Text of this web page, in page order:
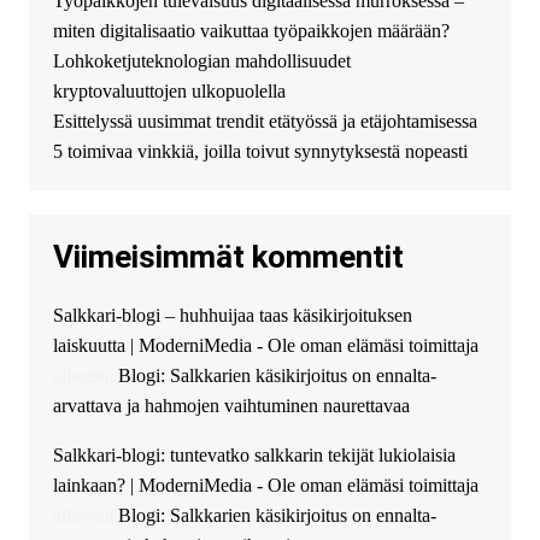
безопасный источник
финансовой помощи. Вы
можете получить
финансирование в долг без
избыточных вопросов и
документов? Тогда обратитесь
guest_4889 :Cmon Suomi 👏
The Admin: High five! You’ve
successfully installed Simple
Ajax Chat.
miten digitalisaatio vaikuttaa työpaikkojen määrään?
Lohkoketjuteknologian mahdollisuudet
kryptovaluuttojen ulkopuolella
Esittelyssä uusimmat trendit etätyössä ja etäjohtamisessa
5 toimivaa vinkkiä, joilla toivut synnytyksestä nopeasti
Viimeisimmät kommentit
Salkkari-blogi – huhhuijaa taas käsikirjoituksen
laiskuutta | ModerniMedia - Ole oman elämäsi toimittaja
Blogi: Salkkarien käsikirjoitus on ennalta-
arvattava ja hahmojen vaihtuminen naurettavaa
Salkkari-blogi: tuntevatko salkkarin tekijät lukiolaisia
lainkaan? | ModerniMedia - Ole oman elämäsi toimittaja
Blogi: Salkkarien käsikirjoitus on ennalta-